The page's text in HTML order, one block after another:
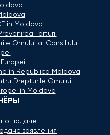
în Moldova
Torturii
Omului al Consiliului
în Republica Moldova
Drepturile Omului
în Moldova
по подаче
заявления